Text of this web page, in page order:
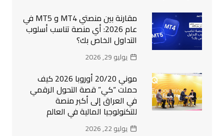
مقارنة بين منصتي MT4 و MT5 في
عام 2026: أي منصة تناسب أسلوب
التداول الخاص بك؟
يوليو 29, 2026
موني 20/20 أوروبا 2026 كيف
حملت “كي” قصة التحول الرقمي
في العراق إلى أكبر منصة
للتكنولوجيا المالية في العالم
يوليو 22, 2026